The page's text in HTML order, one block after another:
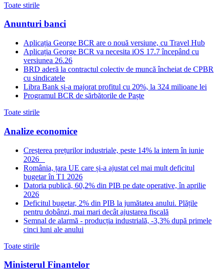
Toate stirile
Anunturi banci
Aplicația George BCR are o nouă versiune, cu Travel Hub
Aplicația George BCR va necesita iOS 17.7 începând cu
versiunea 26.26
BRD aderă la contractul colectiv de muncă încheiat de CPBR
cu sindicatele
Libra Bank și-a majorat profitul cu 20%, la 324 milioane lei
Programul BCR de sărbătorile de Paște
Toate stirile
Analize economice
Creșterea prețurilor industriale, peste 14% la intern în iunie
2026
România, țara UE care și-a ajustat cel mai mult deficitul
bugetar în T1 2026
Datoria publică, 60,2% din PIB pe date operative, în aprilie
2026
Deficitul bugetar, 2% din PIB la jumătatea anului. Plățile
pentru dobânzi, mai mari decât ajustarea fiscală
Semnal de alarmă - producția industrială, -3,3% după primele
cinci luni ale anului
Toate stirile
Ministerul Finantelor